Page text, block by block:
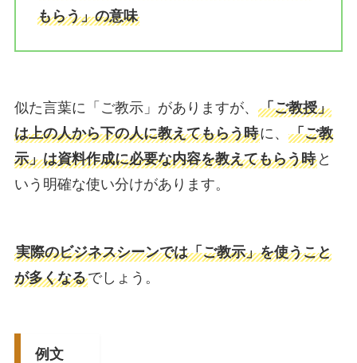
もらう」の意味
似た言葉に「ご教示」がありますが、 「ご教授」
は上の人から下の人に教えてもらう時に、 「ご教
示」は資料作成に必要な内容を教えてもらう時と
いう明確な使い分けがあります。
実際のビジネスシーンでは「ご教示」を使うこと
が多くなるでしょう。
例文